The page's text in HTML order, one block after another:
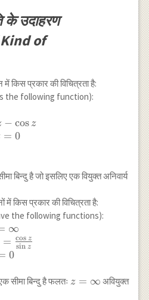
के उदाहरण
of
किस प्रकार की विचित्रता है:
the following function):
− cos z
= 0
बिन्दु है जो इसलिए एक वियुक्त अनिवार्य
किस प्रकार की विचित्रता है:
the following functions):
∞
= sin z
cos z
0
सीमा बिन्दु है फलतः z=\infty
z = ∞ अवियुक्त